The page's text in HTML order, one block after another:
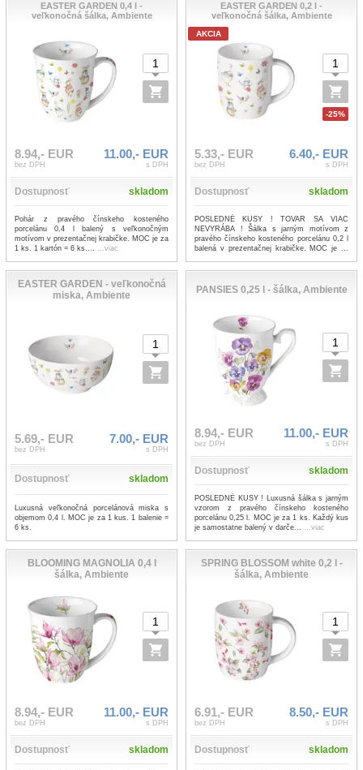
EASTER GARDEN 0,4 l -
veľkonočná šálka, Ambiente
8.94,- EUR
bez DPH
11.00,- EUR
s DPH
Dostupnosť skladom
Pohár z pravého čínskeho kosteného
porcelánu 0,4 l balený s veľkonočným
motívom v prezentačnej krabičke. MOC je za
1 ks. 1 kartón = 6 ks.... ...viac
EASTER GARDEN 0,2 l -
veľkonočná šálka, Ambiente
AKCIA
-25%
5.33,- EUR
bez DPH
6.40,- EUR
s DPH
Dostupnosť skladom
POSLEDNÉ KUSY ! TOVAR SA VIAC
NEVYRÁBA ! Šálka s jarným motívom z
pravého čínskeho kosteného porcelánu 0,2 l
balená v prezentačnej krabičke. MOC je ...
EASTER GARDEN - veľkonočná
miska, Ambiente
5.69,- EUR
bez DPH
7.00,- EUR
s DPH
Dostupnosť skladom
Luxusná veľkonočná porcelánová miska s
objemom 0,4 l. MOC je za 1 kus. 1 balenie =
6 ks.
PANSIES 0,25 l - šálka, Ambiente
8.94,- EUR
bez DPH
11.00,- EUR
s DPH
Dostupnosť skladom
POSLEDNÉ KUSY ! Luxusná šálka s jarným
vzorom z pravého čínskeho kosteného
porcelánu 0,25 l. MOC je za 1 ks. Každý kus
je samostatne balený v darče... ...viac
BLOOMING MAGNOLIA 0,4 l
šálka, Ambiente
8.94,- EUR
bez DPH
11.00,- EUR
s DPH
Dostupnosť skladom
SPRING BLOSSOM white 0,2 l -
šálka, Ambiente
6.91,- EUR
bez DPH
8.50,- EUR
s DPH
Dostupnosť skladom